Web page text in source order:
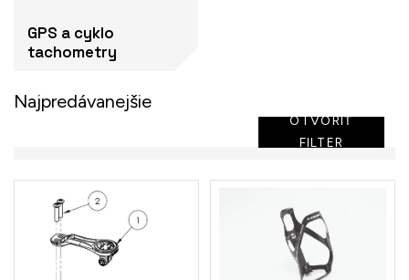
GPS a cyklo
tachometry
Najpredávanejšie
OTVORIŤ
FILTER
V